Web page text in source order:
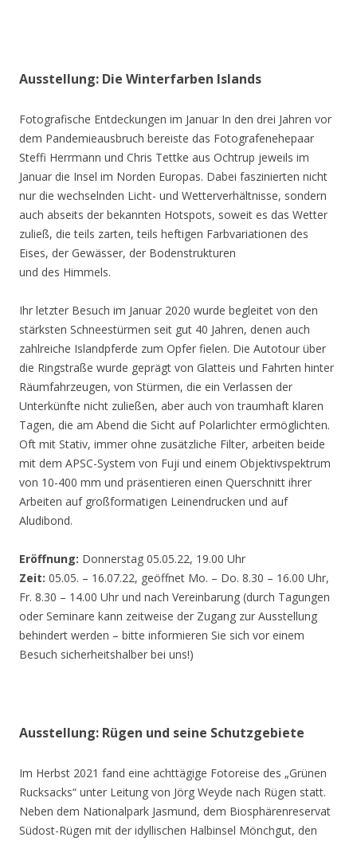
Ausstellung: Die Winterfarben Islands
Fotografische Entdeckungen im Januar In den drei Jahren vor
dem Pandemieausbruch bereiste das Fotografenehepaar
Steffi Herrmann und Chris Tettke aus Ochtrup jeweils im
Januar die Insel im Norden Europas. Dabei faszinierten nicht
nur die wechselnden Licht- und Wetterverhältnisse, sondern
auch abseits der bekannten Hotspots, soweit es das Wetter
zuließ, die teils zarten, teils heftigen Farbvariationen des
Eises, der Gewässer, der Bodenstrukturen
und des Himmels.
Ihr letzter Besuch im Januar 2020 wurde begleitet von den
stärksten Schneestürmen seit gut 40 Jahren, denen auch
zahlreiche Islandpferde zum Opfer fielen. Die Autotour über
die Ringstraße wurde geprägt von Glatteis und Fahrten hinter
Räumfahrzeugen, von Stürmen, die ein Verlassen der
Unterkünfte nicht zuließen, aber auch von traumhaft klaren
Tagen, die am Abend die Sicht auf Polarlichter ermöglichten.
Oft mit Stativ, immer ohne zusätzliche Filter, arbeiten beide
mit dem APSC-System von Fuji und einem Objektivspektrum
von 10-400 mm und präsentieren einen Querschnitt ihrer
Arbeiten auf großformatigen Leinendrucken und auf
Aludibond.
Eröffnung: Donnerstag 05.05.22, 19.00 Uhr
Zeit: 05.05. – 16.07.22, geöffnet Mo. – Do. 8.30 – 16.00 Uhr,
Fr. 8.30 – 14.00 Uhr und nach Vereinbarung (durch Tagungen
oder Seminare kann zeitweise der Zugang zur Ausstellung
behindert werden – bitte informieren Sie sich vor einem
Besuch sicherheitshalber bei uns!)
Ausstellung: Rügen und seine Schutzgebiete
Im Herbst 2021 fand eine achttägige Fotoreise des „Grünen
Rucksacks“ unter Leitung von Jörg Weyde nach Rügen statt.
Neben dem Nationalpark Jasmund, dem Biosphärenreservat
Südost-Rügen mit der idyllischen Halbinsel Mönchgut, den